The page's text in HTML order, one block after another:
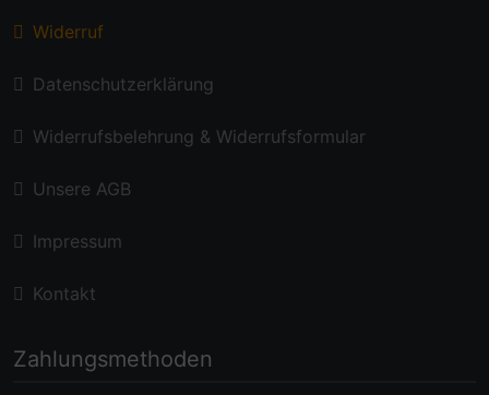
Widerruf
Datenschutzerklärung
Widerrufsbelehrung & Widerrufsformular
Unsere AGB
Impressum
Kontakt
Zahlungsmethoden